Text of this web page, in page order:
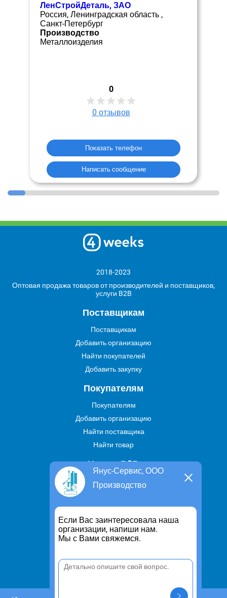
ЛенСтройДеталь, ЗАО
Россия, Ленинградская область ,
Санкт-Петербург
Производство
Металлоизделия
0
0 отзывов
Показать телефон
Написать сообщение
Янус-Сервис, ООО
Производство
Если Вас заинтересовала наша
организации, напиши нам.
Мы с Вами свяжемся.
2018-2023
Оптовая продажа товаров от производителей и поставщиков,
услуги B2B
Поставщикам
Поставщикам
Добавить организацию
Найти покупателей
Добавить закупку
Покупателям
Покупателям
Добавить организацию
Найти поставщика
Найти товар
Услуги В2В
Найти услугу
Предложить свою услугу
Дропшиппинг
Транспортные услуги
Информация
Политика конфиденциальности